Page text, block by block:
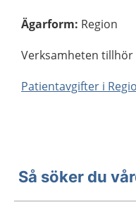
Ägarform: Region
Verksamheten tillhör
Patientavgifter i
Så söker du